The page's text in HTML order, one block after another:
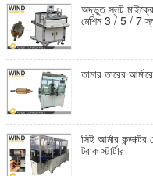
অদ্ভুত স্লট
মেশিন 3 / 5 / 7
তামার তারের
সিই আর্মার
ট্রাক স্টার্টার